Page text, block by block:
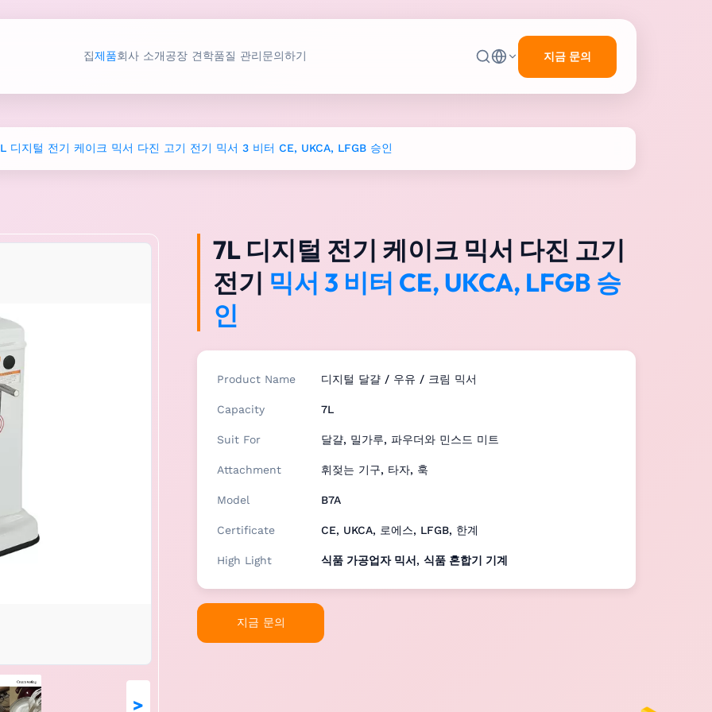
집제품회사 소개공장 견학품질 관리문의하기 지금 문의
디지털 전기 케이크 믹서 다진 고기 전기 믹서 3 비터 CE, UKCA, LFGB 승인
>
7L 디지털 전기 케이크 믹서 다진 고기
전기 믹서 3 비터 CE, UKCA, LFGB 승
인
Product Name 디지털 달걀 / 우유 / 크림 믹서
Capacity 7L
Suit For 달걀, 밀가루, 파우더와 민스드 미트
Attachment 휘젖는 기구, 타자, 훅
Model B7A
Certificate CE, UKCA, 로에스, LFGB, 한계
High Light 식품 가공업자 믹서 , 식품 혼합기 기계
지금 문의